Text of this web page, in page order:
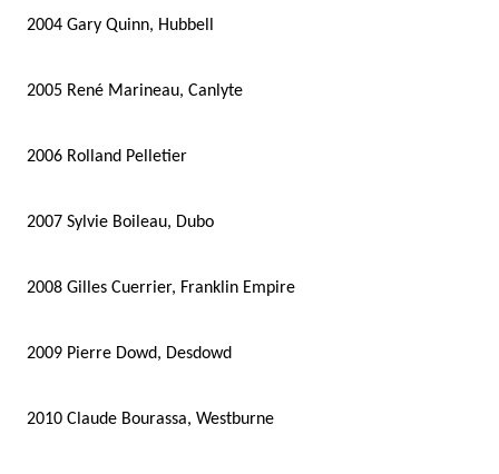
2004 Gary Quinn, Hubbell
2005 René Marineau, Canlyte
2006 Rolland Pelletier
2007 Sylvie Boileau, Dubo
2008 Gilles Cuerrier, Franklin Empire
2009 Pierre Dowd, Desdowd
2010 Claude Bourassa, Westburne